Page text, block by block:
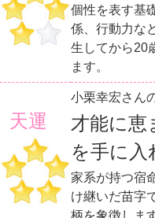
個性を表す基
係、行動力な
生してから20
ます。
天運
小栗幸宏さん
才能に恵
を手に入
家系が持つ宿
け継いだ苗字
柄を象徴しま